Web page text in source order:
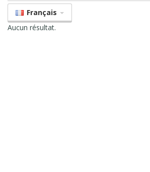
Français
Aucun résultat.